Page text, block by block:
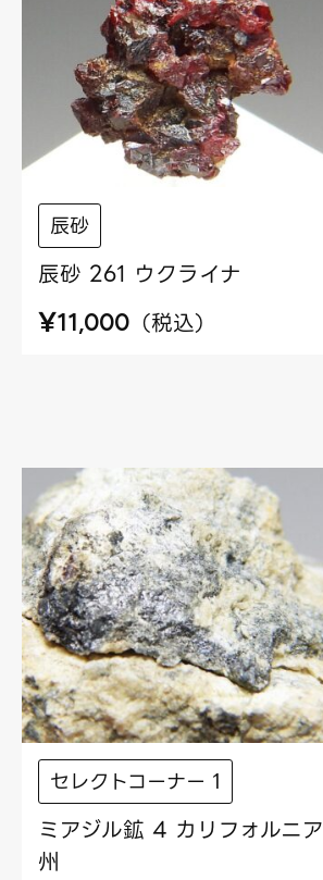
辰砂
辰砂 261 ウクライナ
¥11,000 （税込）
セレクトコーナー 1
ミアジル鉱 4 カリフォルニア
州